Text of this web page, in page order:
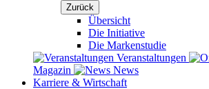
Zurück
Übersicht
Die Initiative
Die Markenstudie
Veranstaltungen
Magazin
News
Karriere & Wirtschaft